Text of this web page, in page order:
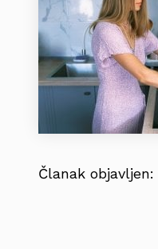
Članak objavljen: